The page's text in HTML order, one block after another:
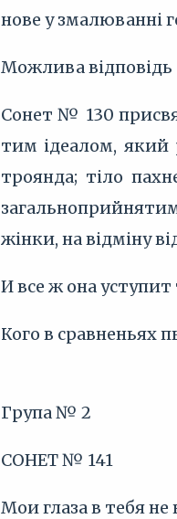
нове у змалюванні
Можлива відповідь
Сонет № 130
тим ідеалом, який
троянда; тіло
жінки, на відміну
И все ж она
Кого в сравненьях
Група № 2
СОНЕТ № 141
Мои глаза в тебя